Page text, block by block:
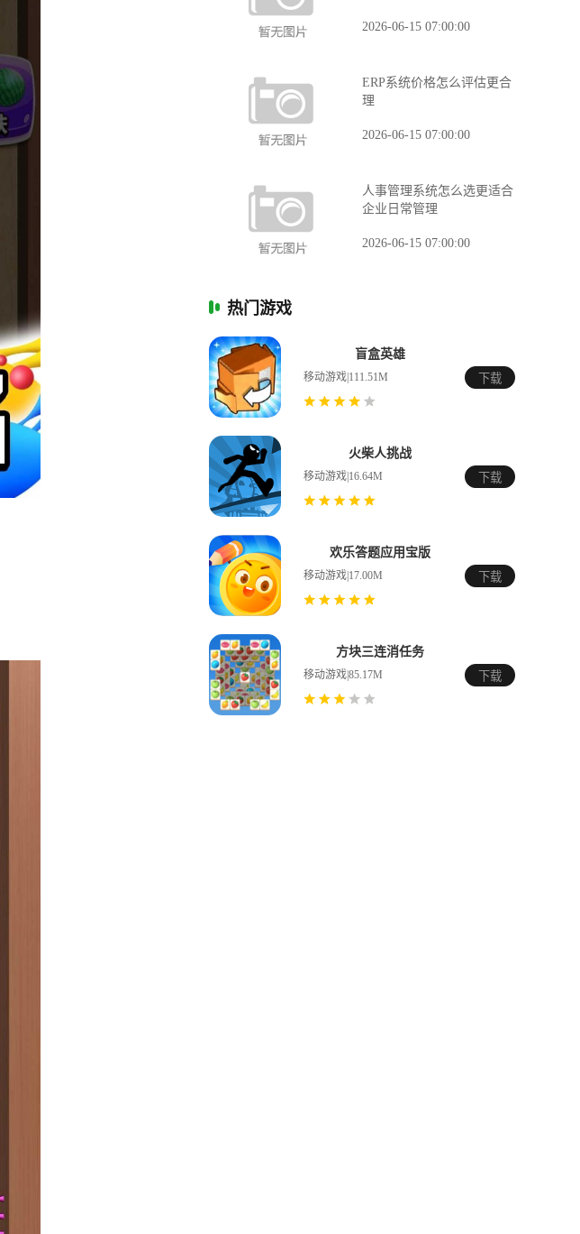
2026-06-15 07:00:00
ERP系统价格怎么评估更合
理
2026-06-15 07:00:00
人事管理系统怎么选更适合
企业日常管理
2026-06-15 07:00:00
热门游戏
盲盒英雄
移动游戏|111.51M 下载
火柴人挑战
移动游戏|16.64M 下载
欢乐答题应用宝版
移动游戏|17.00M 下载
方块三连消任务
移动游戏|85.17M 下载